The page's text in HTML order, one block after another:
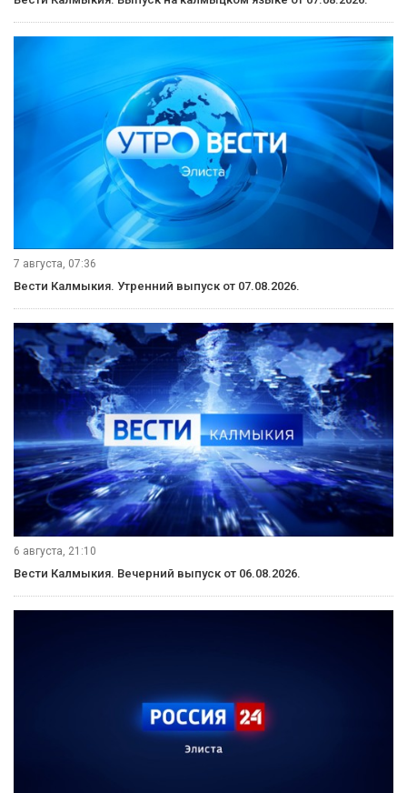
7 августа, 07:36
Вести Калмыкия. Утренний выпуск от 07.08.2026.
6 августа, 21:10
Вести Калмыкия. Вечерний выпуск от 06.08.2026.